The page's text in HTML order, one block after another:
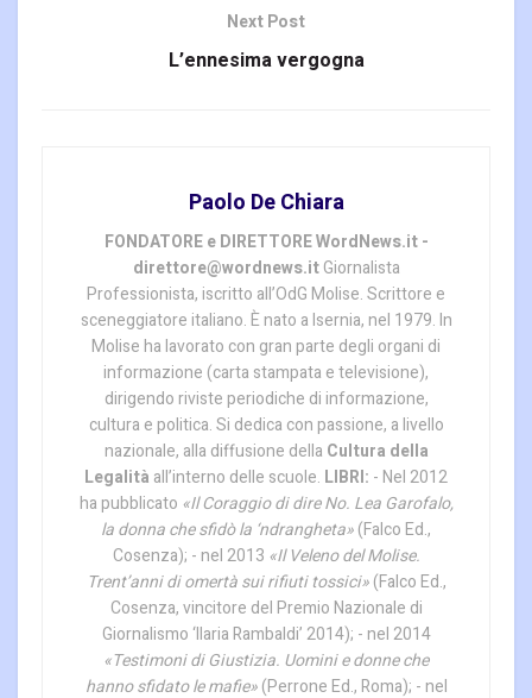
Next Post
L’ennesima vergogna
Paolo De Chiara
FONDATORE e DIRETTORE WordNews.it -
direttore@wordnews.itGiornalista
Professionista, iscritto all’OdG Molise. Scrittore e
sceneggiatore italiano. È nato a Isernia, nel 1979. In
Molise ha lavorato con gran parte degli organi di
informazione (carta stampata e televisione),
dirigendo riviste periodiche di informazione,
cultura e politica. Si dedica con passione, a livello
nazionale, alla diffusione della Cultura della
Legalità all’interno delle scuole. LIBRI: - Nel 2012
ha pubblicato «Il Coraggio di dire No. Lea Garofalo,
la donna che sfidò la ‘ndrangheta»(Falco Ed.,
Cosenza); - nel 2013 «Il Veleno del Molise.
Trent’anni di omertà sui rifiuti tossici»(Falco Ed.,
Cosenza, vincitore del Premio Nazionale di
Giornalismo ‘Ilaria Rambaldi’ 2014); - nel 2014
«Testimoni di Giustizia. Uomini e donne che
hanno sfidato le mafie»(Perrone Ed., Roma); - nel